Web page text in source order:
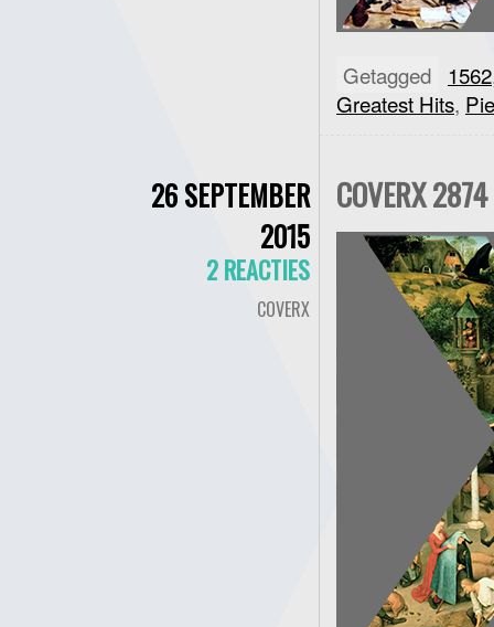
Getagged 1562
Greatest Hits,
26 SEPTEMBER
2015
2 REACTIES
COVERX
COVERX